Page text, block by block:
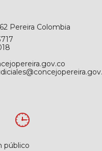
Pereira Colombia
público